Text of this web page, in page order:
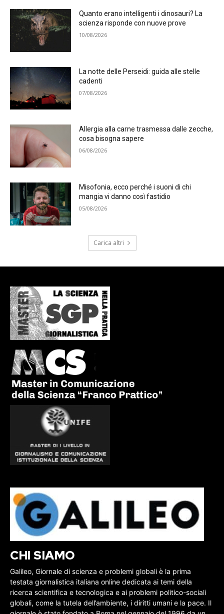
Quanto erano intelligenti i dinosauri? La
scienza risponde con nuove prove
10/08/2026
La notte delle Perseidi: guida alle stelle
cadenti
07/08/2026
Allergia alla carne trasmessa dalle zecche,
cosa bisogna sapere
06/08/2026
Misofonia, ecco perché i suoni di chi
mangia vi danno così fastidio
05/08/2026
Carica altri
CHI SIAMO
Galileo, Giornale di scienza e problemi globali è la prima
testata giornalistica italiana online dedicata ai temi della
ricerca scientifica e tecnologica e ai problemi politico-sociali
globali, come la tutela dell’ambiente, i diritti umani e la pace. Il